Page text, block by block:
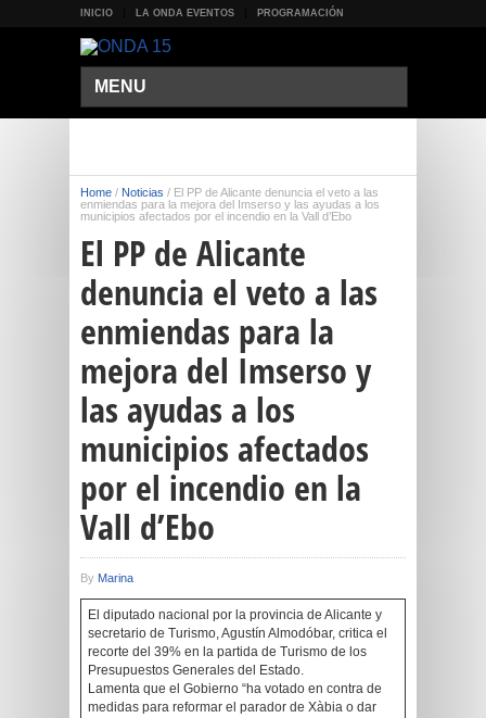
INICIO LA ONDA EVENTOS PROGRAMACIÓN
MENU
Home / Noticias / El PP de Alicante denuncia el veto a las
enmiendas para la mejora del Imserso y las ayudas a los
municipios afectados por el incendio en la Vall d’Ebo
El PP de Alicante
denuncia el veto a las
enmiendas para la
mejora del Imserso y
las ayudas a los
municipios afectados
por el incendio en la
Vall d’Ebo
By Marina
El diputado nacional por la provincia de Alicante y
secretario de Turismo, Agustín Almodóbar, critica el
recorte del 39% en la partida de Turismo de los
Presupuestos Generales del Estado.
Lamenta que el Gobierno “ha votado en contra de
medidas para reformar el parador de Xàbia o dar